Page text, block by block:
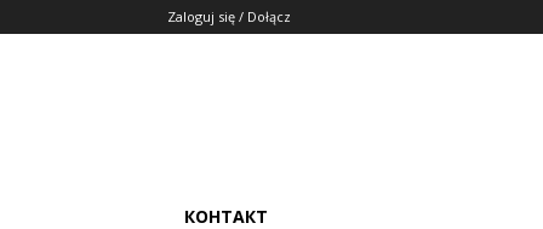
Zaloguj się / Dołącz
КОНТАКТ